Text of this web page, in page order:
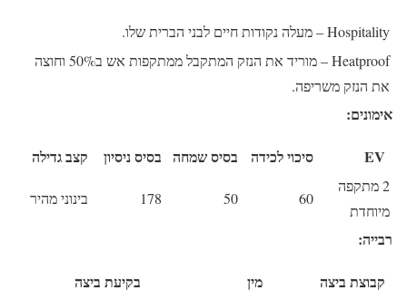
Hospitality– מעלה נקודות חיים לבני הברית שלו.
Heatproof
– מוריד את הנזק המתקבל ממתקפות אש ב50% וחוצה
את הנזק משריפה.
אימונים:
EV סיכוי לכידה בסיס שמחה בסיס ניסיון קצב גדילה
2 מתקפה
מיוחדת
60
50
178 בינוני מהיר
רבייה:
קבוצת ביצה מין בקיעת ביצה